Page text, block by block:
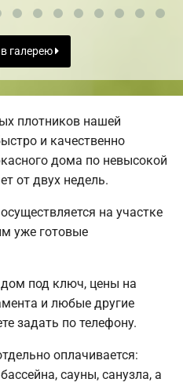
галерею
плотников нашей
и качественно
дома по невысокой
от двух недель.
на участке
уже готовые
дом под ключ, цены на
и любые другие
задать по телефону.
оплачивается:
сауны, санузла, а